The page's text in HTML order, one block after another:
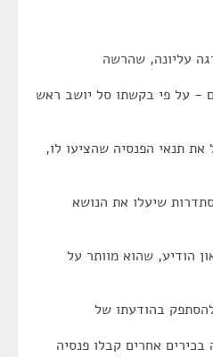
עליונה, שהרשה
- על פי בקשתו סל יושב ראש
תנאי הפנסיה שהציעו לו,
שיעלו את הנושא
הודיע, שהוא מוותר על
בהודעתו של
בכירים אחרים קבלו פנסיה